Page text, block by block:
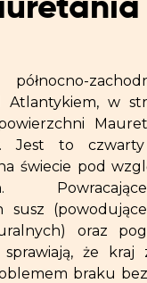
Atlantykiem, w
Jest to czwarty
świecie pod
susz
oraz
że kraj
braku